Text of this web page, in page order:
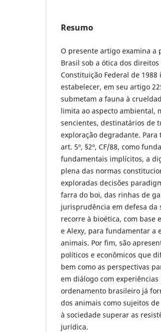
Resumo
O presente artigo examina a
Brasil sob a ótica dos
Constituição Federal de
estabelecer, em seu artigo
submetam a fauna à
limita ao aspecto ambiental,
sencientes, destinatários de
exploração degradante.
art. 5º, §2º, CF/88, como
fundamentais implícitos, a
plena das normas
exploradas decisões
farra do boi, das rinhas de
jurisprudência em defesa da
recorre à bioética, com base
e Alexy, para fundamentar a
animais. Por fim, são
políticos e econômicos que
bem como as perspectivas
em diálogo com
ordenamento brasileiro já
dos animais como sujeitos
à sociedade superar as
jurídica.